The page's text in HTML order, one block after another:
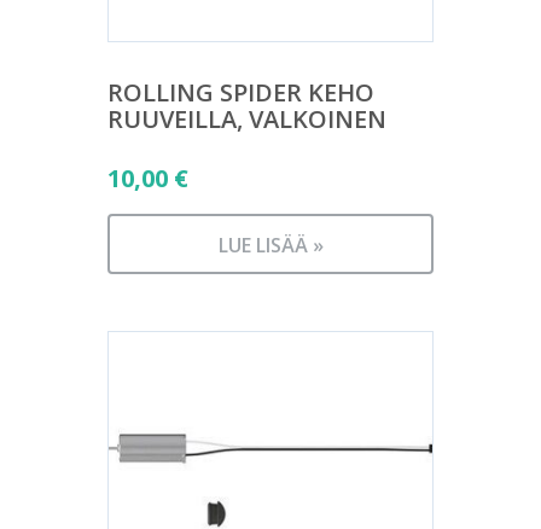
ROLLING SPIDER KEHO
RUUVEILLA, VALKOINEN
10,00 €
LUE LISÄÄ »